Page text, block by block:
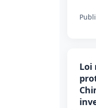
Loi